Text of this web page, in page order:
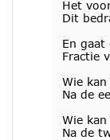
Het
Dit
En
Fractie
Wie
Na de
Wie
Na de